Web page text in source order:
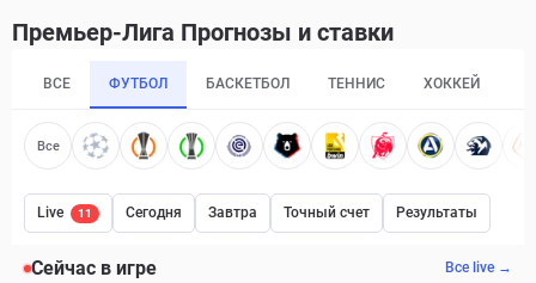
Премьер-Лига Прогнозы и ставки
ВСЕ ФУТБОЛ БАСКЕТБОЛ ТЕННИС ХОККЕЙ
Все
Live 11 Сегодня Завтра Точный счет Результаты
Сейчас в игре Все live →